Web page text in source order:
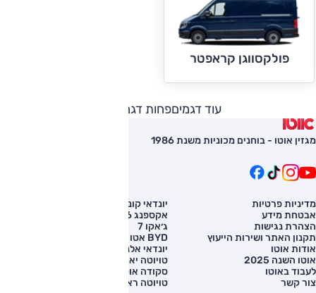
פולקסווגן קראפטר
עוד דגמיםפחות דגמים
מגזין אוטו - בוחנים מכוניות משנת 1986
מדיניות פרטיות
אבטחת מידע
הצהרת נגישות
תקנון האתר ושירות הייעוץ
אודות אוטו
אוטו השנה 2025
לעבוד באוטו
צור קשר
יונדאי קונה
אקספנג G6
ג׳אקו 7
BYD אטו 3
יונדאי אלנטרה
טויוטה יאריס קרוס
סקודה אוקטביה
טויוטה ראב 4